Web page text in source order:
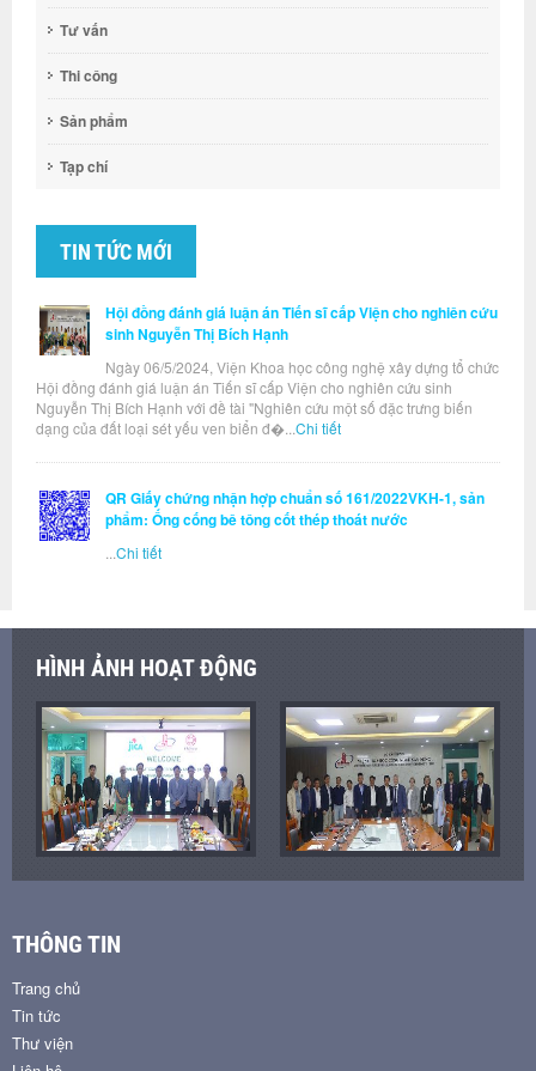
Tư vấn
Thi công
Sản phẩm
Tạp chí
TIN TỨC MỚI
Hội đồng đánh giá luận án Tiến sĩ cấp Viện cho nghiên cứu
sinh Nguyễn Thị Bích Hạnh
Ngày 06/5/2024, Viện Khoa học công nghệ xây dựng tổ chức
Hội đồng đánh giá luận án Tiến sĩ cấp Viện cho nghiên cứu sinh
Nguyễn Thị Bích Hạnh với đề tài "Nghiên cứu một số đặc trưng biến
dạng của đất loại sét yếu ven biển đ�... Chi tiết
QR Giấy chứng nhận hợp chuẩn số 161/2022VKH-1, sản
phẩm: Ống cống bê tông cốt thép thoát nước
Chi tiết
HÌNH ẢNH HOẠT ĐỘNG
THÔNG TIN
Trang chủ
Tin tức
Thư viện